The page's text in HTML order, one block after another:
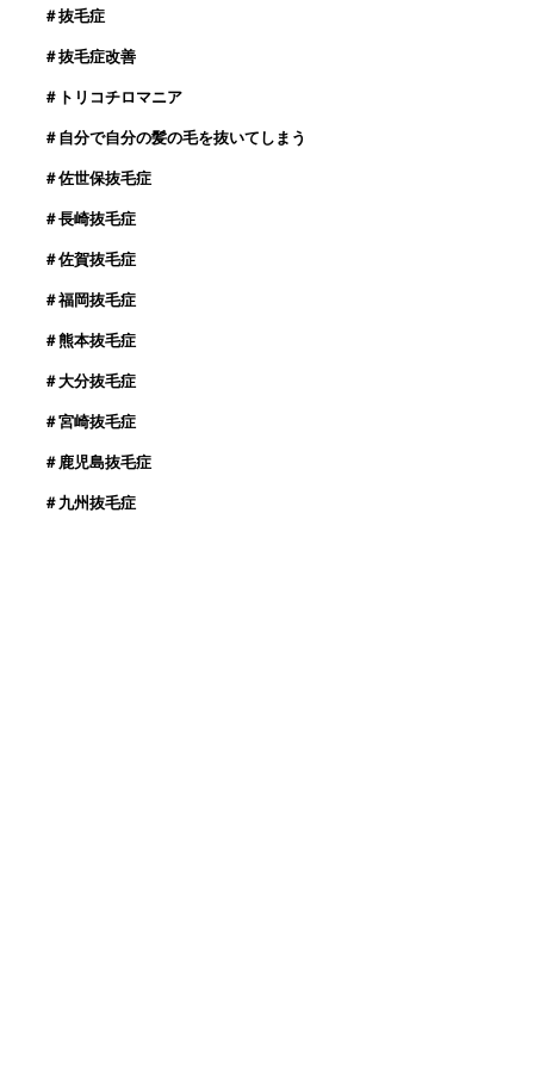
＃抜毛症
＃抜毛症改善
＃トリコチロマニア
＃自分で自分の髪の毛を抜いてしまう
＃佐世保抜毛症
＃長崎抜毛症
＃佐賀抜毛症
＃福岡抜毛症
＃熊本抜毛症
＃大分抜毛症
＃宮崎抜毛症
＃鹿児島抜毛症
＃九州抜毛症